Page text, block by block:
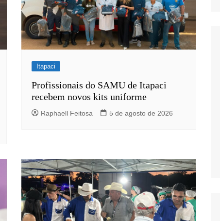
Itapaci
Profissionais do SAMU de Itapaci
recebem novos kits uniforme
Raphaell Feitosa 5 de agosto de 2026